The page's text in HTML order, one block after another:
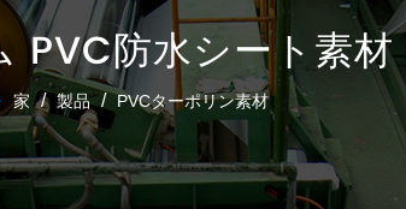
PVC防水シート素材
家 / 製品 / PVCターポリン素材